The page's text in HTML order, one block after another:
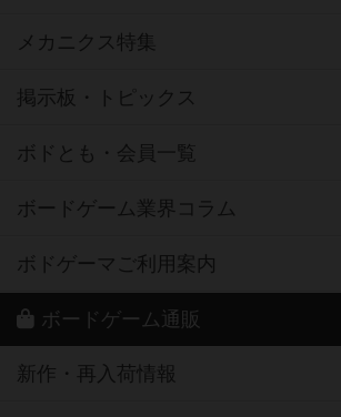
メカニクス特集
掲示板・トピックス
ボドとも・会員一覧
ボードゲーム業界コラム
ボドゲーマご利用案内
ボードゲーム通販
新作・再入荷情報